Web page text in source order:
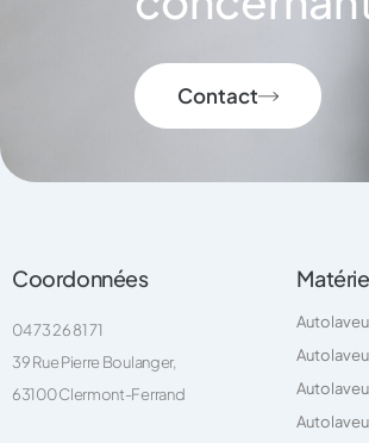
Contact
Coordonnées
04 73 26 81 71
39 Rue Pierre Boulanger,
63100 Clermont-Ferrand